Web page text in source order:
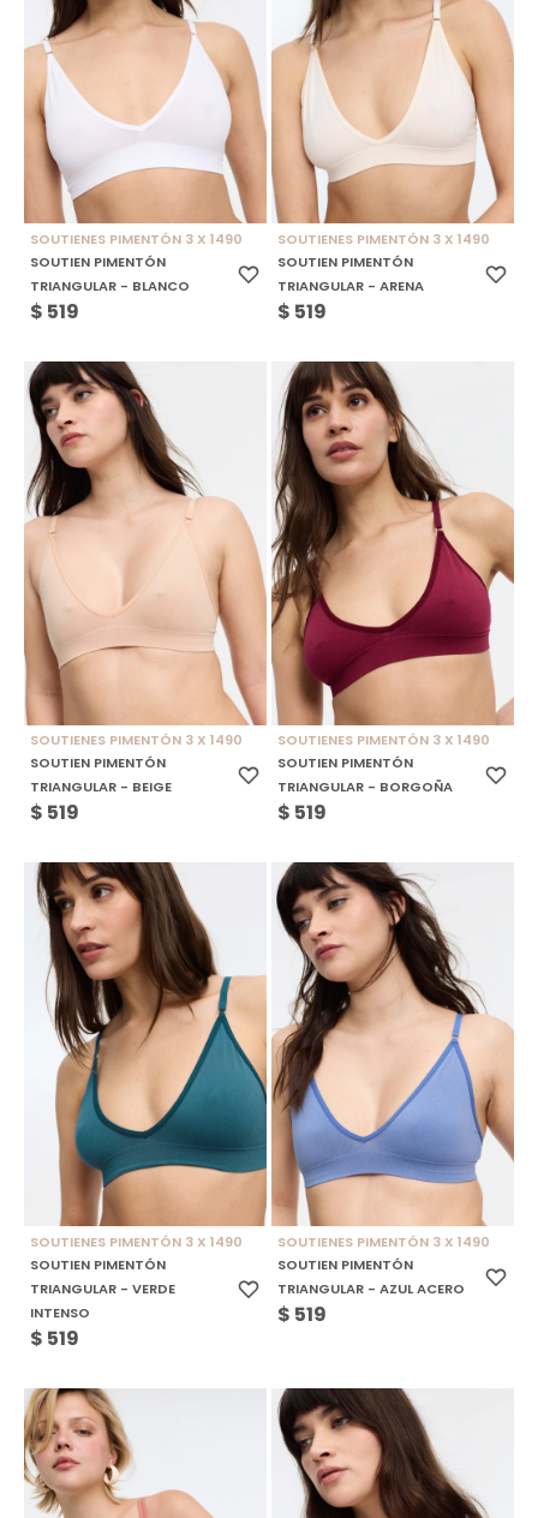
SOUTIENES PIMENTÓN 3 X 1490
SOUTIEN PIMENTÓN
TRIANGULAR - BLANCO
$ 519
SOUTIENES PIMENTÓN 3 X 1490
SOUTIEN PIMENTÓN
TRIANGULAR - ARENA
$ 519
SOUTIENES PIMENTÓN 3 X 1490
SOUTIEN PIMENTÓN
TRIANGULAR - BEIGE
$ 519
SOUTIENES PIMENTÓN 3 X 1490
SOUTIEN PIMENTÓN
TRIANGULAR - BORGOÑA
$ 519
SOUTIENES PIMENTÓN 3 X 1490
SOUTIEN PIMENTÓN
TRIANGULAR - VERDE
INTENSO
$ 519
SOUTIENES PIMENTÓN 3 X 1490
SOUTIEN PIMENTÓN
TRIANGULAR - AZUL ACERO
$ 519